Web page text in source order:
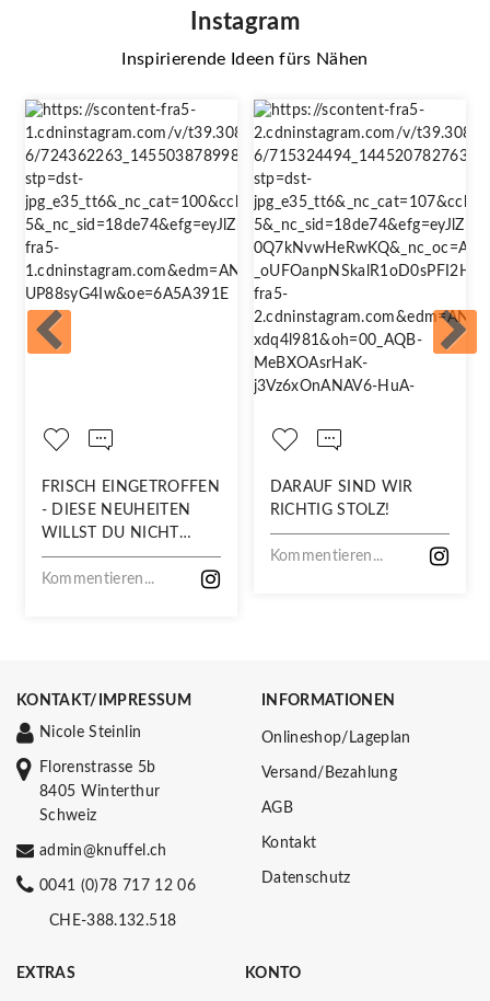
Instagram
Inspirierende Ideen fürs Nähen
FRISCH EINGETROFFEN
- DIESE NEUHEITEN
WILLST DU NICHT
VERPASSEN!
Kommentieren...
DARAUF SIND WIR
RICHTIG STOLZ!
Kommentieren...
KONTAKT/IMPRESSUM
Nicole Steinlin
Florenstrasse 5b
8405 Winterthur
Schweiz
admin@knuffel.ch
0041 (0)78 717 12 06
CHE-388.132.518
INFORMATIONEN
Onlineshop/Lageplan
Versand/Bezahlung
AGB
Kontakt
Datenschutz
EXTRAS KONTO